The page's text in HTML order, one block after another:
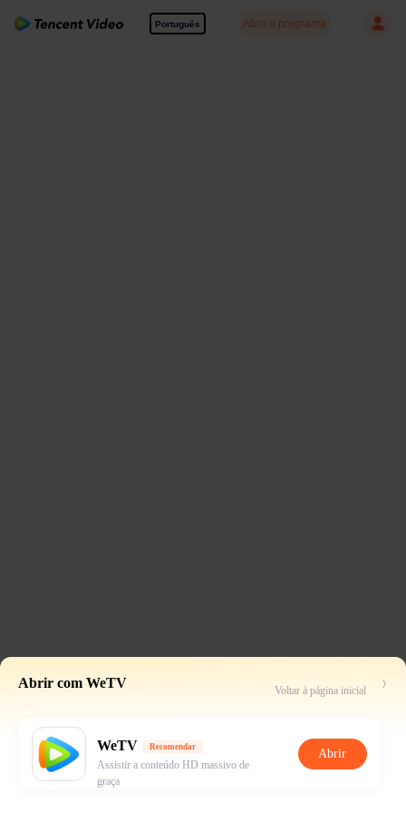
Português Abra o programa
Abrir com WeTV Voltar à página inicial
WeTV Recomendar
Assistir a conteúdo HD massivo de
graça
Abrir